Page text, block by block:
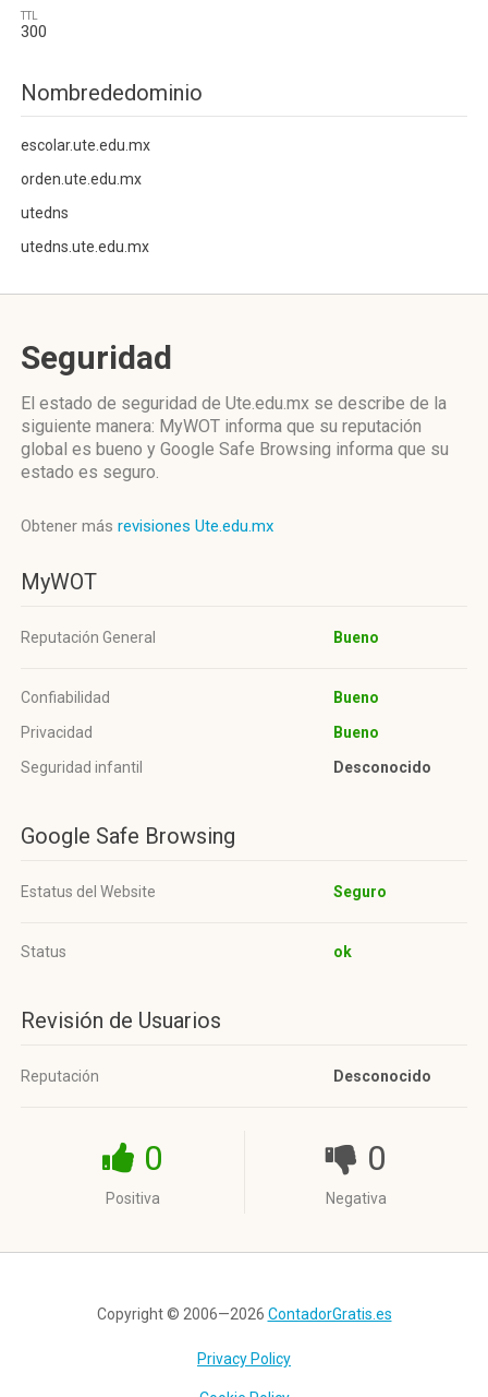
TTL
300
Nombrededominio
escolar.ute.edu.mx
orden.ute.edu.mx
utedns
utedns.ute.edu.mx
Seguridad
El estado de seguridad de Ute.edu.mx se describe de la
siguiente manera: MyWOT informa que su reputación
global es bueno y Google Safe Browsing informa que su
estado es seguro.
Obtener más revisiones Ute.edu.mx
MyWOT
Reputación General Bueno
Confiabilidad
Bueno
Privacidad
Bueno
Seguridad infantil
Desconocido
Google Safe Browsing
Estatus del Website Seguro
Status ok
Revisión de Usuarios
Reputación Desconocido
0
Positiva
0
Negativa
Copyright © 2006—2026 ContadorGratis.es
Privacy Policy